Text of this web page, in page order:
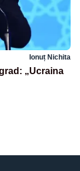
Ionuț Nichita
„Ucraina